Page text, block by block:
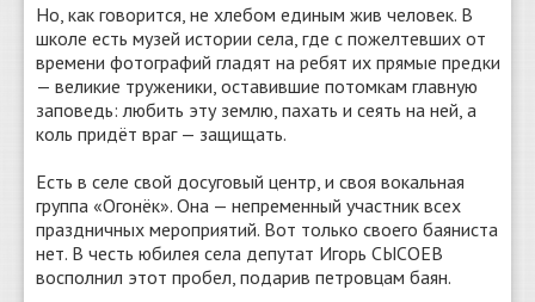
Но, как говорится, не хлебом единым жив человек. В
школе есть музей истории села, где с пожелтевших от
времени фотографий гладят на ребят их прямые предки
— великие труженики, оставившие потомкам главную
заповедь: любить эту землю, пахать и сеять на ней, а
коль придёт враг — защищать.
Есть в селе свой досуговый центр, и своя вокальная
группа «Огонёк». Она — непременный участник всех
праздничных мероприятий. Вот только своего баяниста
нет. В честь юбилея села депутат Игорь СЫСОЕВ
восполнил этот пробел, подарив петровцам баян.